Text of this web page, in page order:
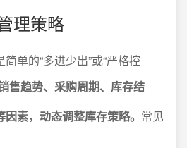
理策略
单的“多进少出”或“严格控
售趋势、采购周期、库存结
素，动态调整库存策略。 常见